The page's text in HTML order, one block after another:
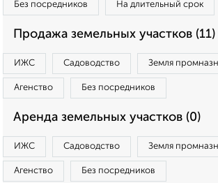
Без посредников На длительный срок
Продажа земельных участков (11)
ИЖС Садоводство Земля
Агенство Без посредников
Аренда земельных участков (0)
ИЖС Садоводство Земля
Агенство Без посредников